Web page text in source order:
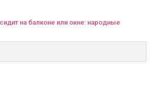
на балконе или окне: народные